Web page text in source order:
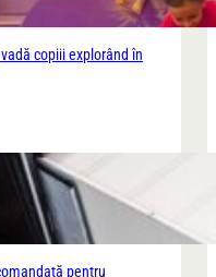
copiii explorând în
pentru